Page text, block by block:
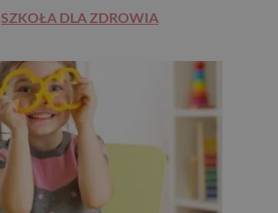
SZKOŁA DLA ZDROWIA